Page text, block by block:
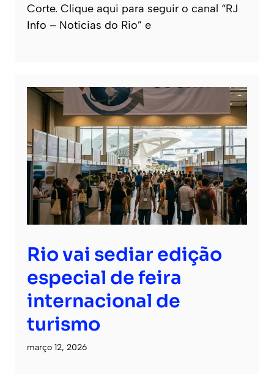
Corte. Clique aqui para seguir o canal “RJ
Info – Noticias do Rio” e
Rio vai sediar edição
especial de feira
internacional de
turismo
março 12, 2026